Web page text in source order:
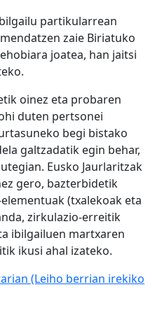
partikularrean
zaie Biriatuko
joatea, han jaitsi
oinez eta probaren
duten pertsonei
begi bistako
galtzadatik egin behar,
Eusko Jaurlaritzak
gero, bazterbidetik
(txalekoak eta
zirkulazio-erreitik
ibilgailuen martxaren
ikusi ahal izateko.
(Leiho berrian irekiko